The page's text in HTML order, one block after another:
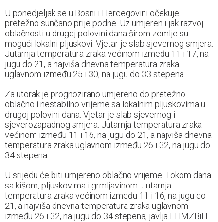
U ponedjeljak se u Bosni i Hercegovini očekuje
pretežno sunčano prije podne. Uz umjeren i jak razvoj
oblačnosti u drugoj polovini dana širom zemlje su
mogući lokalni pljuskovi. Vjetar je slab sjevernog smjera.
Jutarnja temperatura zraka većinom između 11 i 17, na
jugu do 21, a najviša dnevna temperatura zraka
uglavnom između 25 i 30, na jugu do 33 stepena.
Za utorak je prognozirano umjereno do pretežno
oblačno i nestabilno vrijeme sa lokalnim pljuskovima u
drugoj polovini dana. Vjetar je slab sjevernog i
sjeverozapadnog smjera. Jutarnja temperatura zraka
većinom između 11 i 16, na jugu do 21, a najviša dnevna
temperatura zraka uglavnom između 26 i 32, na jugu do
34 stepena.
U srijedu će biti umjereno oblačno vrijeme. Tokom dana
sa kišom, pljuskovima i grmljavinom. Jutarnja
temperatura zraka većinom između 11 i 16, na jugu do
21, a najviša dnevna temperatura zraka uglavnom
između 26 i 32, na jugu do 34 stepena, javlja FHMZBiH.